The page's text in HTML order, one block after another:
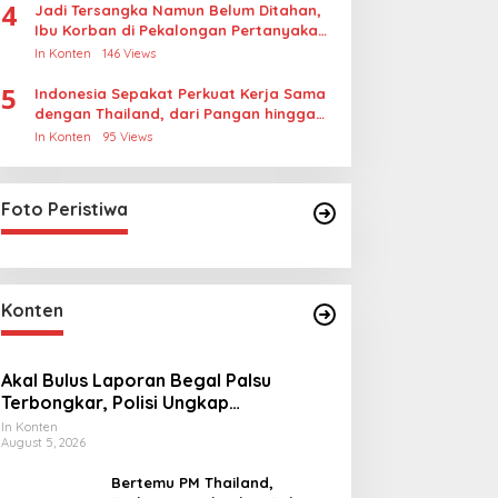
4
Jadi Tersangka Namun Belum Ditahan,
Ibu Korban di Pekalongan Pertanyakan
Keseriusan Polisi Tangani Kasus
In Konten 146 Views
5
Indonesia Sepakat Perkuat Kerja Sama
dengan Thailand, dari Pangan hingga
Ekonomi Digital
In Konten 95 Views
Foto Peristiwa
Konten
Akal Bulus Laporan Begal Palsu
Terbongkar, Polisi Ungkap
Penggelapan Uang Perusahaan untuk
Crypto
In Konten
August 5, 2026
Bertemu PM Thailand,